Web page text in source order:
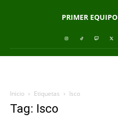
PRIMER EQUIPO
Inicio Etiquetas Isco
Tag: Isco